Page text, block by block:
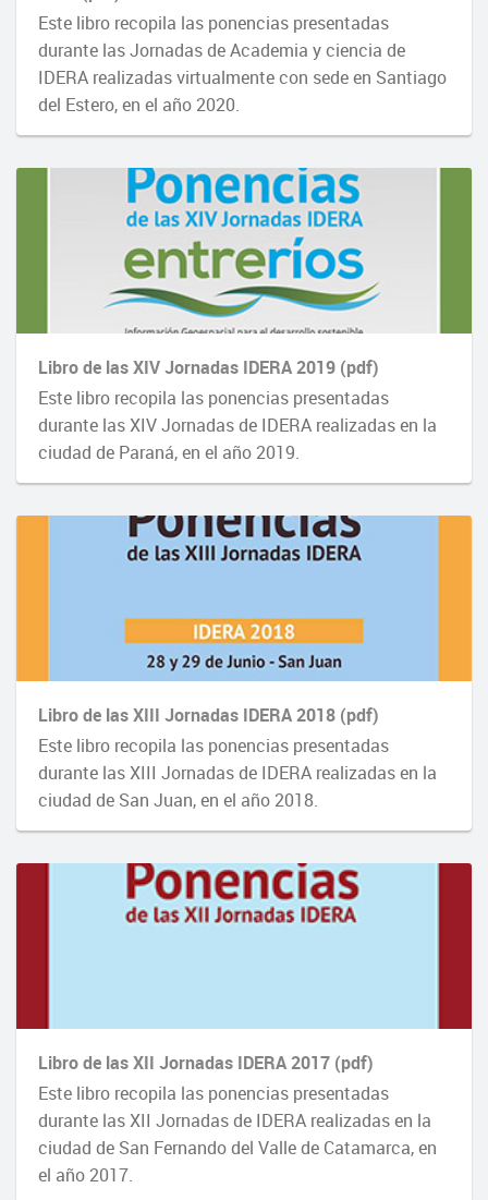
Este libro recopila las ponencias presentadas
durante las Jornadas de Academia y ciencia de
IDERA realizadas virtualmente con sede en Santiago
del Estero, en el año 2020.
Libro de las XIV Jornadas IDERA 2019 (pdf)
Este libro recopila las ponencias presentadas
durante las XIV Jornadas de IDERA realizadas en la
ciudad de Paraná, en el año 2019.
Libro de las XIII Jornadas IDERA 2018 (pdf)
Este libro recopila las ponencias presentadas
durante las XIII Jornadas de IDERA realizadas en la
ciudad de San Juan, en el año 2018.
Libro de las XII Jornadas IDERA 2017 (pdf)
Este libro recopila las ponencias presentadas
durante las XII Jornadas de IDERA realizadas en la
ciudad de San Fernando del Valle de Catamarca, en
el año 2017.